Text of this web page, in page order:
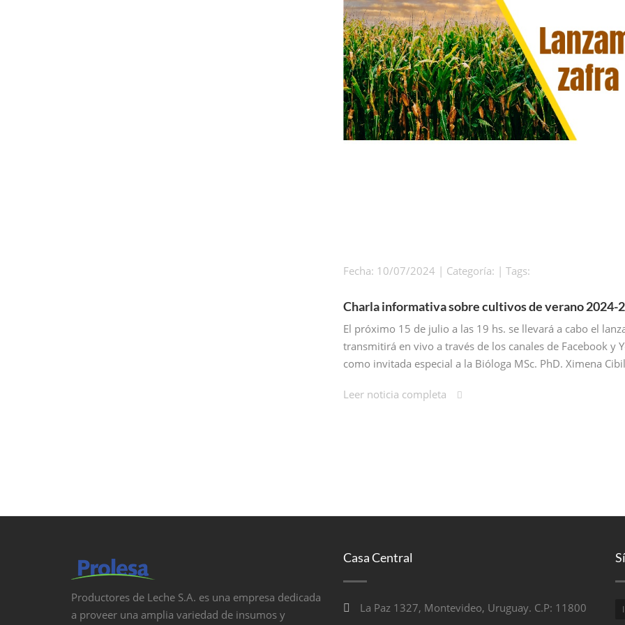
Fecha: 10/07/2024 | Categoría: | Tags:
Charla informativa sobre cultivos de verano 2024-
El próximo 15 de julio a las 19 hs. se llevará a cabo el
transmitirá en vivo a través de los canales de Facebook y
como invitada especial a la Bióloga MSc. PhD. Ximena
Leer noticia completa
Productores de Leche S.A. es una empresa dedicada
a proveer una amplia variedad de insumos y
Casa Central
La Paz 1327, Montevideo, Uruguay. C.P: 11800